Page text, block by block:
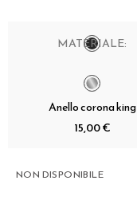
MATERIALE:
Anello corona king
15,00 €
NON DISPONIBILE